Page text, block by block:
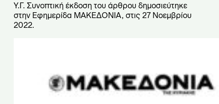
Υ.Γ. Συνοπτική έκδοση του άρθρου δημοσιεύτηκε
στην Εφημερίδα ΜΑΚΕΔΟΝΙΑ, στις 27 Νοεμβρίου
2022.